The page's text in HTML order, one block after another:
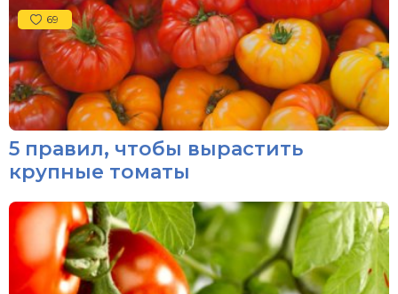
69
5 правил, чтобы вырастить
крупные томаты